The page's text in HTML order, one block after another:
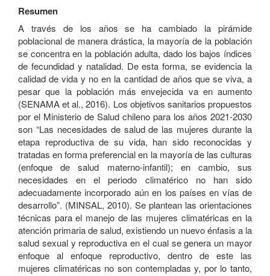
Resumen
A través de los años se ha cambiado la pirámide
poblacional de manera drástica, la mayoría de la población
se concentra en la población adulta, dado los bajos índices
de fecundidad y natalidad. De esta forma, se evidencia la
calidad de vida y no en la cantidad de años que se viva, a
pesar que la población más envejecida va en aumento
(SENAMA et al., 2016). Los objetivos sanitarios propuestos
por el Ministerio de Salud chileno para los años 2021-2030
son “Las necesidades de salud de las mujeres durante la
etapa reproductiva de su vida, han sido reconocidas y
tratadas en forma preferencial en la mayoría de las culturas
(enfoque de salud materno-infantil); en cambio, sus
necesidades en el periodo climatérico no han sido
adecuadamente incorporado aún en los países en vías de
desarrollo”. (MINSAL, 2010). Se plantean las orientaciones
técnicas para el manejo de las mujeres climatéricas en la
atención primaria de salud, existiendo un nuevo énfasis a la
salud sexual y reproductiva en el cual se genera un mayor
enfoque al enfoque reproductivo, dentro de este las
mujeres climatéricas no son contempladas y, por lo tanto,